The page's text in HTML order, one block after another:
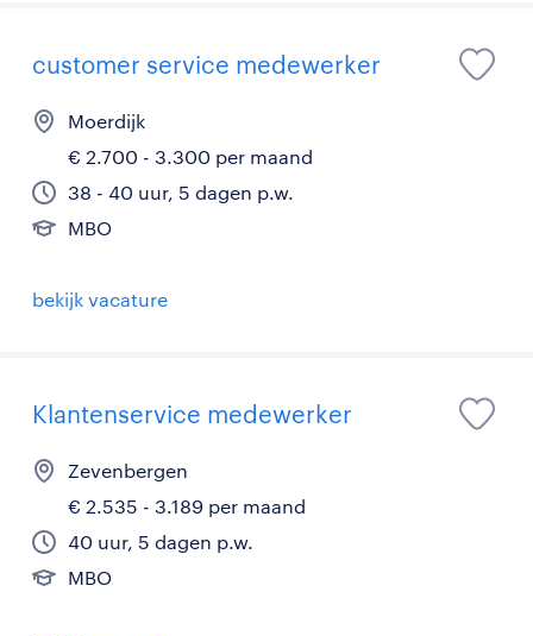
customer service medewerker
Moerdijk
€ 2.700 - 3.300 per maand
38 - 40 uur, 5 dagen p.w.
MBO
bekijk vacature
Klantenservice medewerker
Zevenbergen
€ 2.535 - 3.189 per maand
40 uur, 5 dagen p.w.
MBO